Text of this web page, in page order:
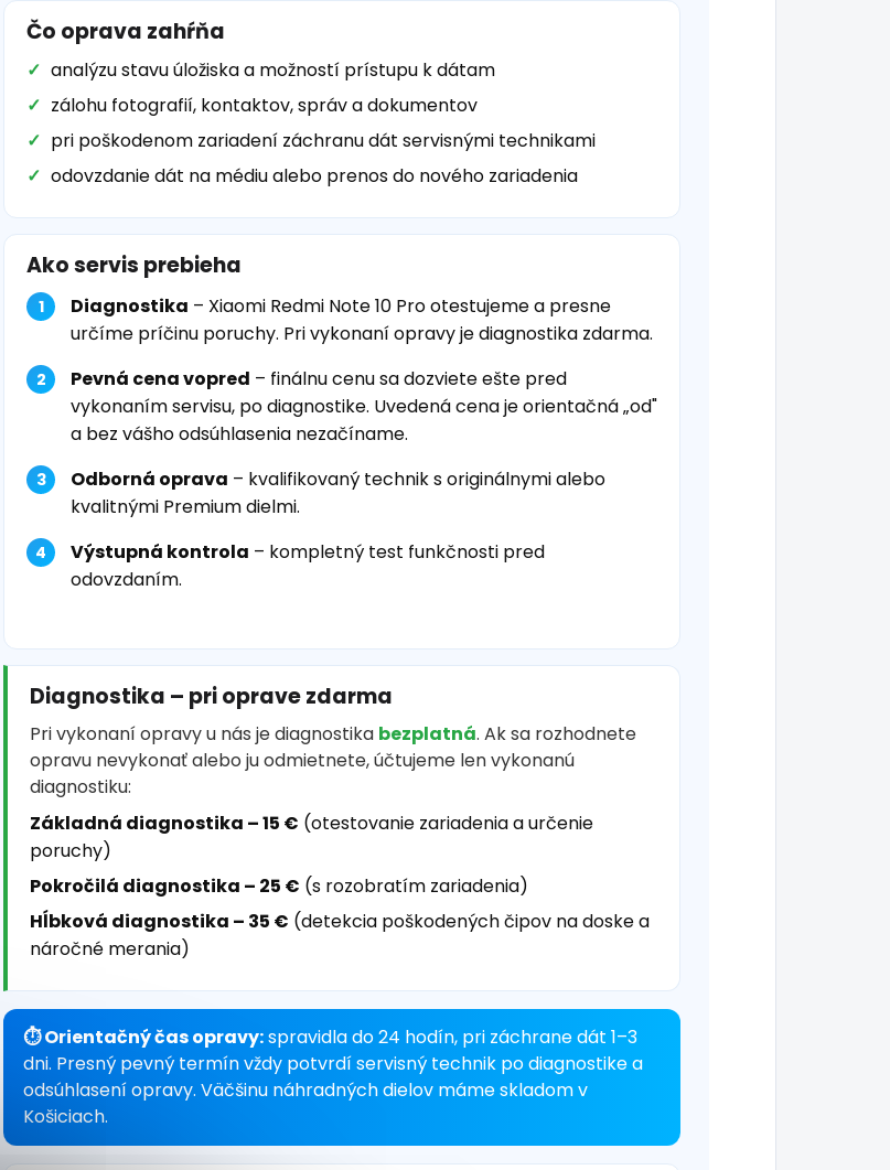
Čo oprava zahŕňa
analýzu stavu úložiska a možností prístupu k dátam
zálohu fotografií, kontaktov, správ a dokumentov
pri poškodenom zariadení záchranu dát servisnými technikami
odovzdanie dát na médiu alebo prenos do nového zariadenia
Ako servis prebieha
Diagnostika – Xiaomi Redmi Note 10 Pro otestujeme a presne
určíme príčinu poruchy. Pri vykonaní opravy je diagnostika zdarma.
Pevná cena vopred – finálnu cenu sa dozviete ešte pred
vykonaním servisu, po diagnostike. Uvedená cena je orientačná „od"
a bez vášho odsúhlasenia nezačíname.
Odborná oprava – kvalifikovaný technik s originálnymi alebo
kvalitnými Premium dielmi.
Výstupná kontrola – kompletný test funkčnosti pred
odovzdaním.
Diagnostika – pri oprave zdarma
Pri vykonaní opravy u nás je diagnostika bezplatná. Ak sa rozhodnete
opravu nevykonať alebo ju odmietnete, účtujeme len vykonanú
diagnostiku:
Základná diagnostika – 15 € (otestovanie zariadenia a určenie
poruchy)
Pokročilá diagnostika – 25 € (s rozobratím zariadenia)
Hĺbková diagnostika – 35 € (detekcia poškodených čipov na doske a
náročné merania)
⏱ Orientačný čas opravy:spravidla do 24 hodín, pri záchrane dát 1–3
dni. Presný pevný termín vždy potvrdí servisný technik po diagnostike a
odsúhlasení opravy. Väčšinu náhradných dielov máme skladom v
Košiciach.